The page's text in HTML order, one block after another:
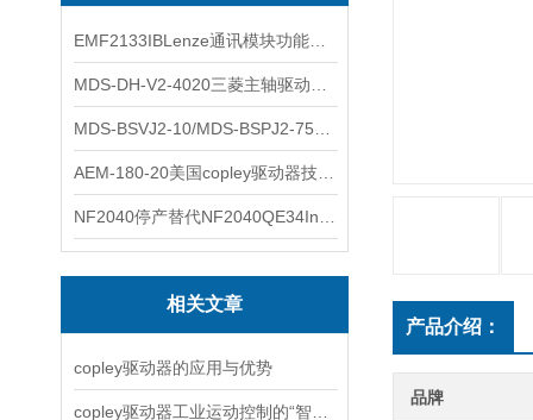
相关文章
copley驱动器的应用与优势
产品介绍：
品牌